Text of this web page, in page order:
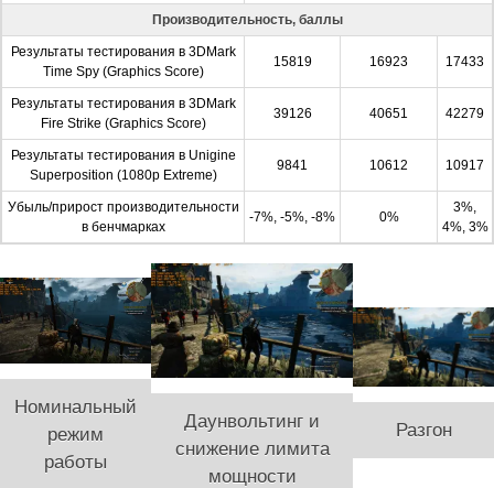
Производительность, баллы
Результаты тестирования в 3DMark
Time Spy (Graphics Score)
15819 16923 17433
Результаты тестирования в 3DMark
Fire Strike (Graphics Score)
39126 40651 42279
Результаты тестирования в Unigine
Superposition (1080p Extreme)
9841 10612 10917
Убыль/прирост производительности
в бенчмарках
-7%, -5%, -8% 0%
3%,
4%, 3%
Номинальный
режим
работы
Даунвольтинг и
снижение лимита
мощности
Разгон